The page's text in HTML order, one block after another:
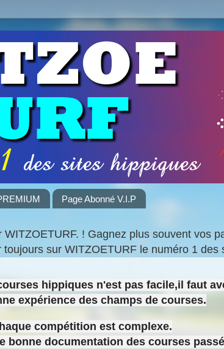
Page Abonné V.I.P
! Gagnez plus souvent vos
sur WITZOETURF le numéro 1 des
hippiques n'est pas facile,il faut
expérience des champs de courses.
compétition est complexe.
bonne documentation des courses